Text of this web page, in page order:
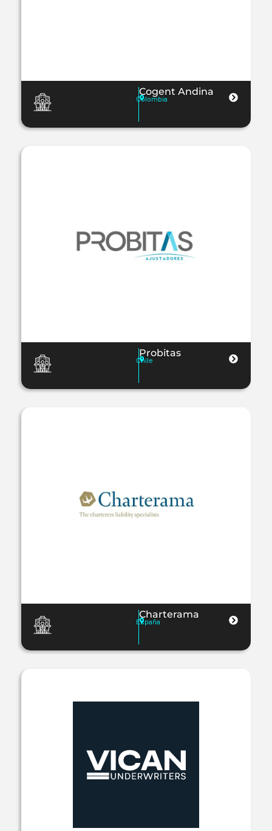
Cogent Andina
Colombia
Probitas
Chile
Charterama
España